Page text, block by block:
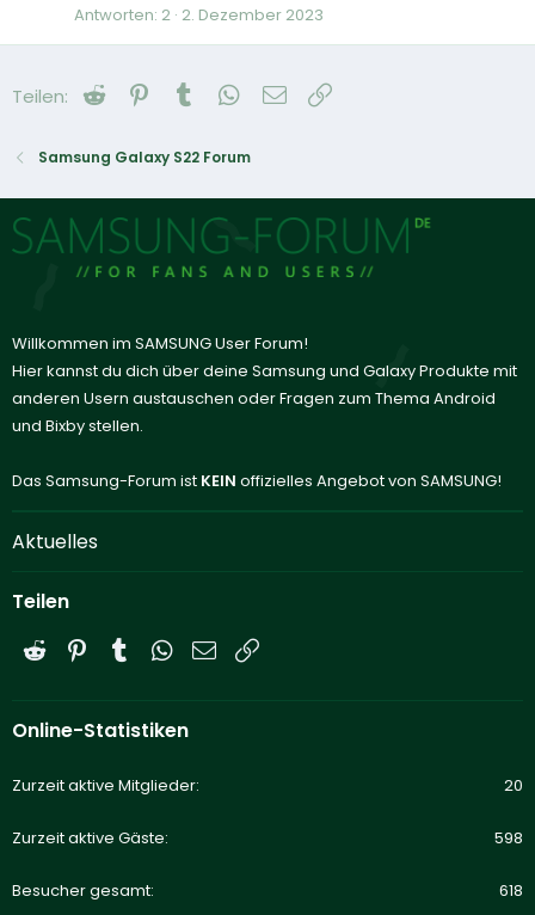
Antworten 2 2. Dezember 2023
Teilen: Reddit Pinterest
Tumblr WhatsApp
E-Mail
Samsung Galaxy S22 Forum
Willkommen im SAMSUNG User Forum!
Hier kannst du dich über deine Samsung und Galaxy Produkte mit
anderen Usern austauschen oder Fragen zum Thema Android
und Bixby stellen.
Das Samsung-Forum ist KEIN offizielles Angebot von SAMSUNG!
Aktuelles
Teilen
Reddit PinterestTumblrWhatsApp
E-Mail
Online-Statistiken
Zurzeit aktive Mitglieder 20
Zurzeit aktive Gäste 598
Besucher gesamt 618